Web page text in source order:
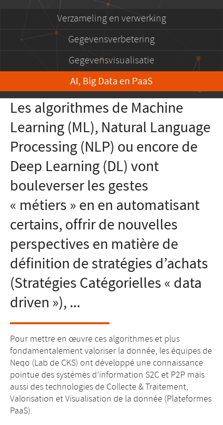
Verzameling en verwerking
Gegevensverbetering
Gegevensvisualisatie
AI, Big Data en PaaS
Les algorithmes de Machine
Learning (ML), Natural Language
Processing (NLP) ou encore de
Deep Learning (DL) vont
bouleverser les gestes
« métiers » en en automatisant
certains, offrir de nouvelles
perspectives en matière de
définition de stratégies d’achats
(Stratégies Catégorielles « data
driven »), ...
Pour mettre en œuvre ces algorithmes et plus
fondamentalement valoriser la donnée, les équipes de
Neqo (Lab de CKS) ont développé une connaissance
pointue des systèmes d’information S2C et P2P mais
aussi des technologies de Collecte & Traitement,
Valorisation et Visualisation de la donnée (Plateformes
PaaS).